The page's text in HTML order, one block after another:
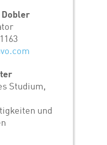
Dobler
Studium,
und